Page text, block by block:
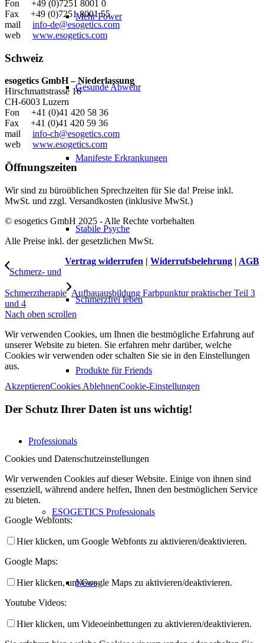
Mehr Power
Gesunde Abwehr
Manifeste Erkrankungen
Stabile Psyche
Schmerzfrei leben
Produkte für Friends
Professionals
ESOGETICS Professionals
News
Fon +49 (0)7251 8001 0
Fax +49 (0)7251 8001 55
mail info-de@esogetics.com
web www.esogetics.com
Schweiz
esogetics GmbH – Niederlassung
Hirschmattstrasse 16
CH-6003 Luzern
Fon +41 (0)41 420 58 36
Fax +41 (0)41 420 59 36
mail info-ch@esogetics.com
web www.esogetics.com
Öffnungszeiten
Wir sind zu büroüblichen Sprechzeiten für Sie da! Preise inkl.
MwSt. und zzgl. Versandkosten (inklusive MwSt.)
© esogetics GmbH 2025 - Alle Rechte vorbehalten
Alle Preise inkl. der gesetzlichen MwSt.
Vertrag widerrufen | Widerrufsbelehrung | AGB
Schmerz- und
Schmerztherapie Aufbauausbildung Farbpunktur praktischer Teil 3
und 4
Nach oben scrollen
Wir verwenden Cookies, um Ihnen die bestmögliche Erfahrung auf
unserer Website zu bieten. Sie erfahren mehr darüber, welche
Cookies wir verwenden oder schalten Sie sie in den Einstellungen
aus.
AkzeptierenCookies AblehnenCookie-Einstellungen
Der Schutz Ihrer Daten ist uns wichtig!
Cookies und Datenschutzeinstellungen
Wir verwenden Cookies auf dieser Website. Einige von ihnen sind
essenziell, während andere helfen, Ihnen den bestmöglichen Service
zu bieten.
Google Webfonts:
Hier klicken, um Google Webfonts zu aktivieren/deaktivieren.
Google Maps:
Hier klicken, um Google Maps zu aktivieren/deaktivieren.
Youtube Videos:
Hier klicken, um Videoeinbettungen zu aktivieren/deaktivieren.